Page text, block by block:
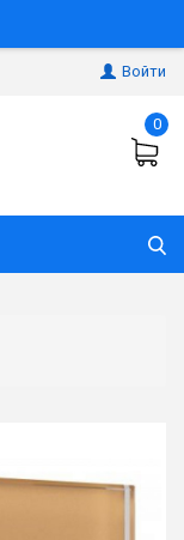
Войти
0